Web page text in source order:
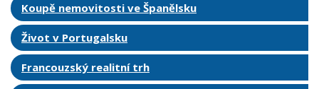
Koupě nemovitosti ve Španělsku
Život v Portugalsku
Francouzský realitní trh